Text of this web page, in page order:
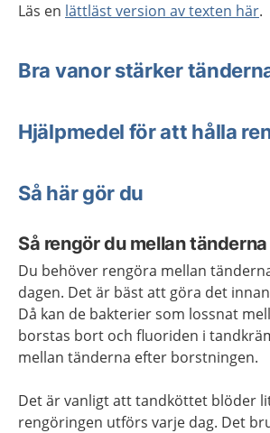
Läs en lättläst version av texten här.
Bra vanor stärker
Hjälpmedel för att hålla
Så här gör du
Så rengör du mellan tänderna
Du behöver rengöra mellan
dagen. Det är bäst att göra det
Då kan de bakterier som lossnat
borstas bort och fluoriden i
mellan tänderna efter borstningen.
Det är vanligt att tandköttet blöder
rengöringen utförs varje dag. Det